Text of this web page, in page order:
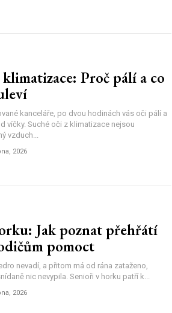
klimatizace: Proč pálí a co
kanceláře, po dvou hodinách vás oči pálí a
víčky. Suché oči z klimatizace nejsou
vzduch...
2026
Jak poznat přehřátí
pomoct
nevadí, a přitom má od rána zataženo,
nic nevypila. Senioři v horku patří k...
2026